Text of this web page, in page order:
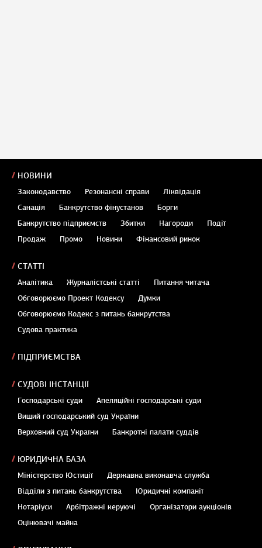
НОВИНИ
Законодавство Резонансні справи
Ліквідація
Санація
Банкрутство фінустанов
Борги
Банкрутство підприємств
Збитки Нагороди
Події
Продаж
Промо Новини Фінансовий ринок
СТАТТІ
Аналітика Журналістські статті
Питання читача
Обговорюємо Проект Кодексу
Думки
Обговорюємо Кодекс з питань банкрутства
Судова практика
ПІДПРИЄМСТВА
СУДОВІ ІНСТАНЦІЇ
Господарські суди
Апеляційні господарські суди
Вищий господарський суд України
Верховний суд України
Банкротні палати суддів
ЮРИДИЧНА БАЗА
Міністерство Юстиції
Державна виконавча служба
Відділи з питань банкрутства
Юридичні компанії
Нотаріуси
Арбітражні керуючі
Організатори аукціонів
Оцінювачі майна